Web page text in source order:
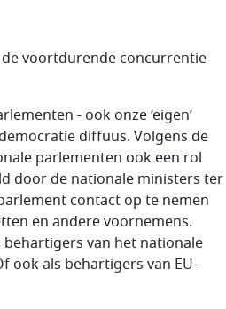
voortdurende concurrentie
- ook onze ‘eigen’
diffuus. Volgens de
parlementen ook een rol
door de nationale ministers ter
contact op te nemen
en andere voornemens.
van het nationale
ook als behartigers van EU-